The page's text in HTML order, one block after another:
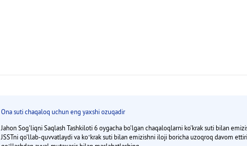
Ona suti chaqaloq uchun eng yaxshi ozuqadir
Jahon Sog'liqni Saqlash Tashkiloti 6 oygacha bo'lgan chaqaloqlarni ko'krak suti bilan
JSSTni qo'llab-quvvatlaydi va koʻkrak suti bilan emizishni iloji boricha uzoqroq davom